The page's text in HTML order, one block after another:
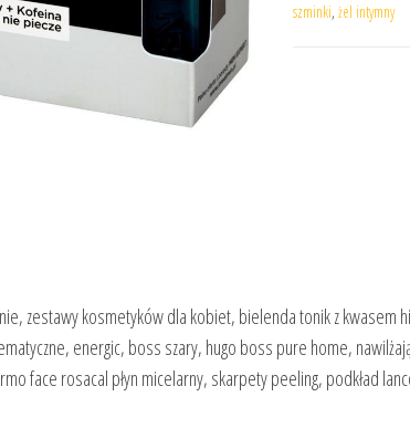
szminki, żel intymny
zestawy kosmetyków dla kobiet, bielenda tonik z kwasem
energic, boss szary, hugo boss pure home,
face rosacal płyn micelarny, skarpety peeling, podkład